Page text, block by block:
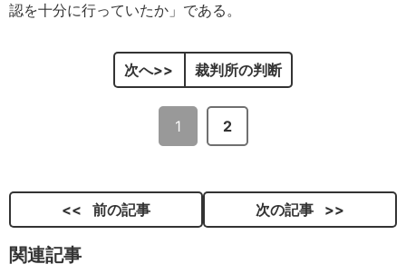
認を十分に行っていたか」である。
次へ 裁判所の判断
1 2
前の記事 次の記事
関連記事